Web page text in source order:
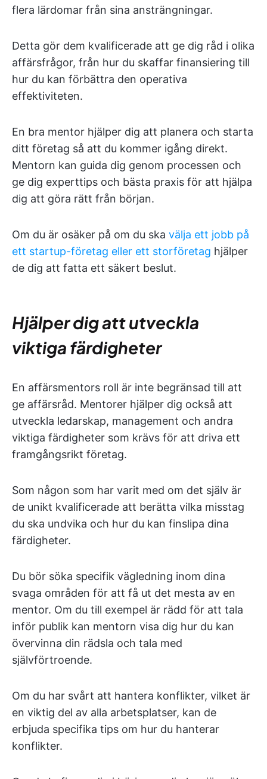
flera lärdomar från sina ansträngningar.
Detta gör dem kvalificerade att ge dig råd i olika
affärsfrågor, från hur du skaffar finansiering till
hur du kan förbättra den operativa
effektiviteten.
En bra mentor hjälper dig att planera och starta
ditt företag så att du kommer igång direkt.
Mentorn kan guida dig genom processen och
ge dig experttips och bästa praxis för att hjälpa
dig att göra rätt från början.
Om du är osäker på om du ska välja ett jobb på
ett startup-företag eller ett storföretag hjälper
de dig att fatta ett säkert beslut.
Hjälper dig att utveckla
viktiga färdigheter
En affärsmentors roll är inte begränsad till att
ge affärsråd. Mentorer hjälper dig också att
utveckla ledarskap, management och andra
viktiga färdigheter som krävs för att driva ett
framgångsrikt företag.
Som någon som har varit med om det själv är
de unikt kvalificerade att berätta vilka misstag
du ska undvika och hur du kan finslipa dina
färdigheter.
Du bör söka specifik vägledning inom dina
svaga områden för att få ut det mesta av en
mentor. Om du till exempel är rädd för att tala
inför publik kan mentorn visa dig hur du kan
övervinna din rädsla och tala med
självförtroende.
Om du har svårt att hantera konflikter, vilket är
en viktig del av alla arbetsplatser, kan de
erbjuda specifika tips om hur du hanterar
konflikter.